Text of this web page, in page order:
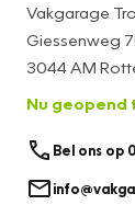
Vakgarage
Giessenweg
3044 AM
Nu geopend
Bel ons op